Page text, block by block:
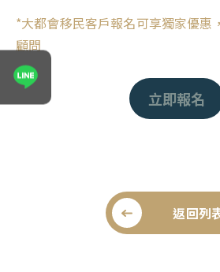
*大都會移民客戶報名可享獨家優惠
顧問
立即報名
返回列
表單送出成功
專員將於1~２個工作天